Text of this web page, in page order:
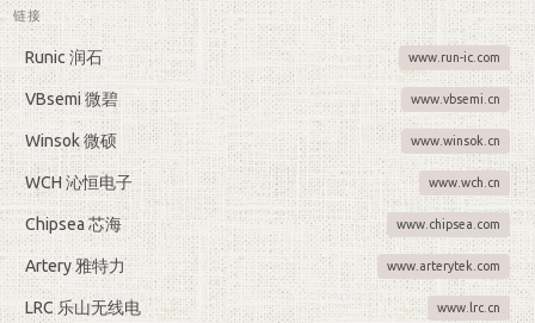
链接
Runic 润石 www.run-ic.com
VBsemi 微碧 www.vbsemi.cn
Winsok 微硕 www.winsok.cn
WCH 沁恒电子 www.wch.cn
Chipsea 芯海 www.chipsea.com
Artery 雅特力 www.arterytek.com
LRC 乐山无线电 www.lrc.cn